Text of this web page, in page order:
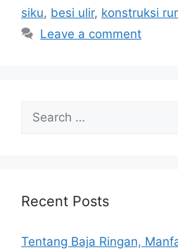
siku, besi ulir, konstruksi
Leave a comment
Search
for:
Recent Posts
Tentang Baja Ringan,